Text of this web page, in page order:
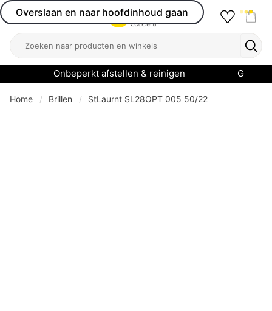
Overslaan en naar hoofdinhoud gaan
Open menu
Zoeken
Onbeperkt afstellen & reinigen
Home Brillen StLaurnt SL28OPT 005 50/22